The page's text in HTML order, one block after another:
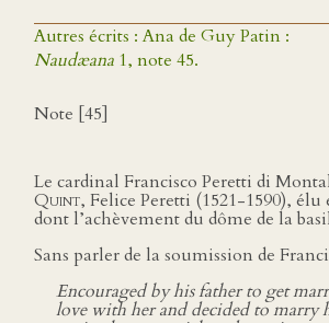
Autres écrits : Ana de Guy Patin :
Naudæana 1, note 45.
Note [45]
Le cardinal Francisco Peretti di
Quint, Felice Peretti (1521-1590),
dont l’achèvement du dôme de la
Sans parler de la soumission de
Encouraged by his father to get
love with her and decided to marry